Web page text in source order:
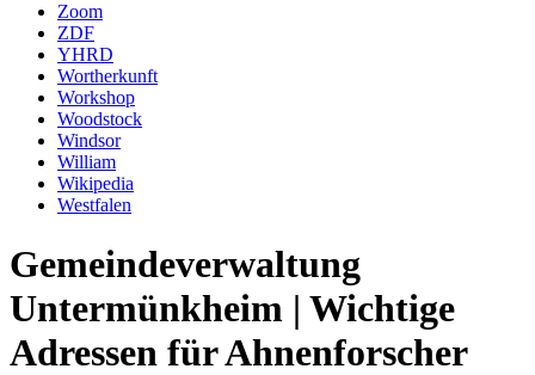
Zoom
ZDF
YHRD
Wortherkunft
Workshop
Woodstock
Windsor
William
Wikipedia
Westfalen
Gemeindeverwaltung
Untermünkheim | Wichtige
Adressen für Ahnenforscher